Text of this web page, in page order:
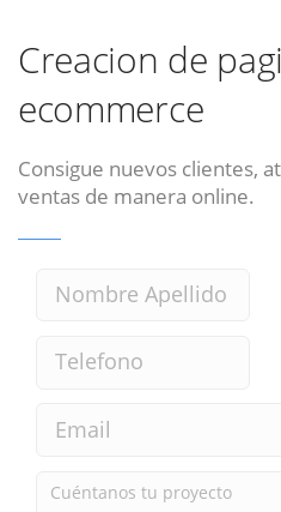
Creacion de
ecommerce
Consigue nuevos clientes,
ventas de manera online.